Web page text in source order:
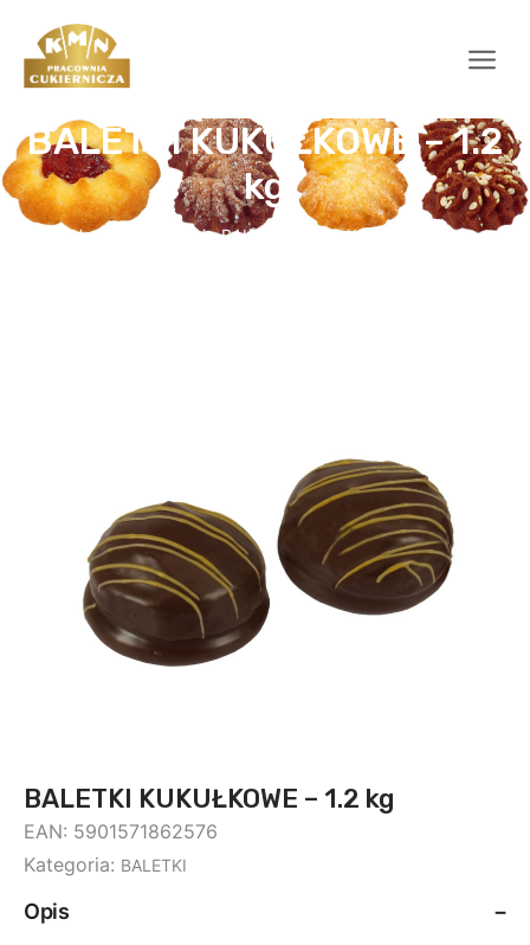
BALETKI KUKUŁKOWE – 1.2
kg
Home Słodkości BALETKI KUKUŁKOWE – 1.2 kg
BALETKI KUKUŁKOWE – 1.2 kg
EAN: 5901571862576
Kategoria: BALETKI
Opis